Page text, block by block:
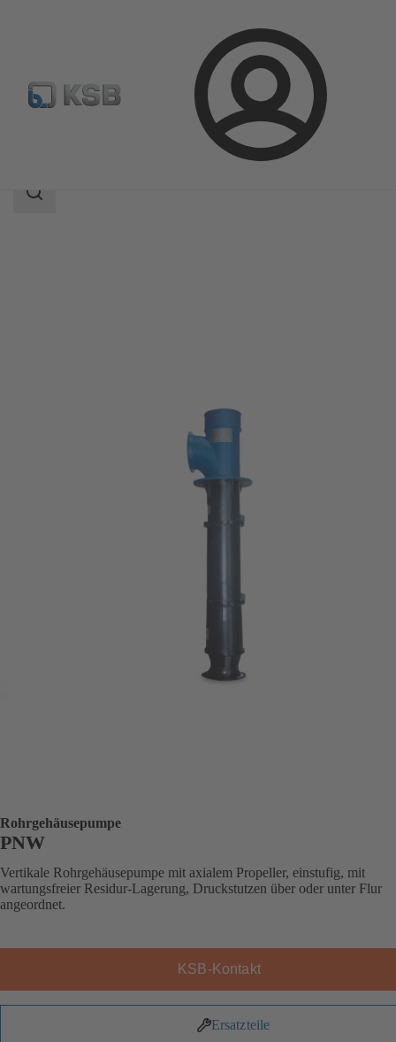
Login
PNW
Suchbereich
Rohrgehäusepumpe
PNW
Vertikale Rohrgehäusepumpe mit axialem Propeller, einstufig, mit
wartungsfreier Residur-Lagerung, Druckstutzen über oder unter Flur
angeordnet.
KSB-Kontakt
Ersatzteile